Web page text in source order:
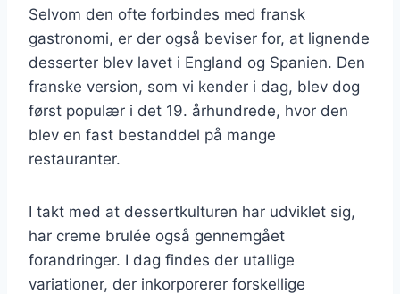
Selvom den ofte forbindes med fransk
gastronomi, er der også beviser for, at lignende
desserter blev lavet i England og Spanien. Den
franske version, som vi kender i dag, blev dog
først populær i det 19. århundrede, hvor den
blev en fast bestanddel på mange
restauranter.
I takt med at dessertkulturen har udviklet sig,
har creme brulée også gennemgået
forandringer. I dag findes der utallige
variationer, der inkorporerer forskellige